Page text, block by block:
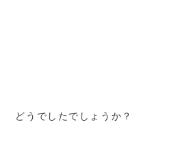
どうでしたでしょうか？